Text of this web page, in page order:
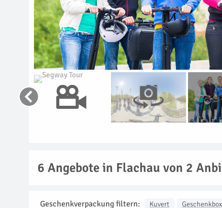
6 Angebote in Flachau von 2
Geschenkverpackung filtern: Kuvert Geschenkbox